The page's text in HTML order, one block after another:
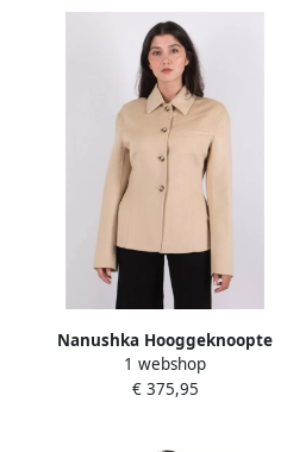
Nanushka Hooggeknoopte
Getailleerde Blazer Beige Dames
1 webshop
€ 375,95